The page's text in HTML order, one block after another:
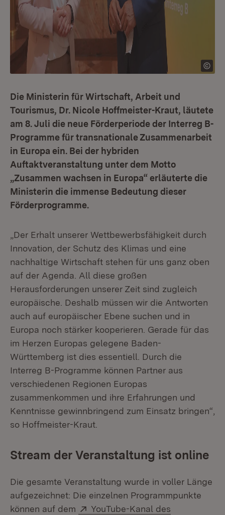
Die Ministerin für Wirtschaft, Arbeit und
Tourismus, Dr. Nicole Hoffmeister-Kraut, läutete
am 8. Juli die neue Förderperiode der Interreg B-
Programme für transnationale Zusammenarbeit
in Europa ein. Bei der hybriden
Auftaktveranstaltung unter dem Motto
„Zusammen wachsen in Europa“ erläuterte die
Ministerin die immense Bedeutung dieser
Förderprogramme.
„Der Erhalt unserer Wettbewerbsfähigkeit durch
Innovation, der Schutz des Klimas und eine
nachhaltige Wirtschaft stehen für uns ganz oben
auf der Agenda. All diese großen
Herausforderungen unserer Zeit sind zugleich
europäische. Deshalb müssen wir die Antworten
auch auf europäischer Ebene suchen und in
Europa noch stärker kooperieren. Gerade für das
im Herzen Europas gelegene Baden-
Württemberg ist dies essentiell. Durch die
Interreg B-Programme können Partner aus
verschiedenen Regionen Europas
zusammenkommen und ihre Erfahrungen und
Kenntnisse gewinnbringend zum Einsatz bringen“,
so Hoffmeister-Kraut.
Stream der Veranstaltung ist online
Die gesamte Veranstaltung wurde in voller Länge
aufgezeichnet: Die einzelnen Programmpunkte
können auf dem
Extern:
YouTube-Kanal des